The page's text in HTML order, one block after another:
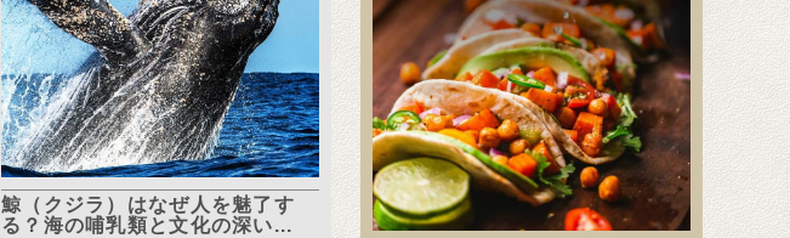
鯨（クジラ）はなぜ人を魅了す
る？海の哺乳類と文化の深い...